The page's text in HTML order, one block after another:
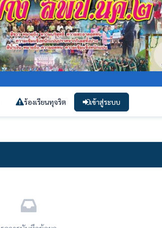
ร้องเรียนทุจริต เข้าสู่ระบบ